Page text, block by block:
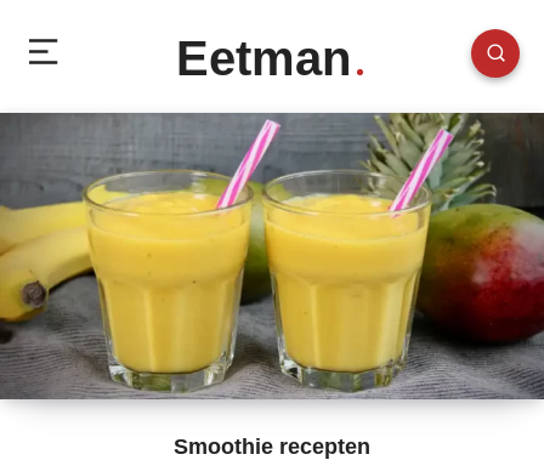
Eetman
Smoothie recepten